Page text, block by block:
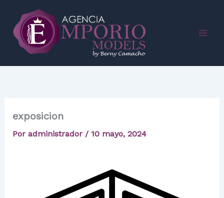
contenido
exposicion
Por administrador / 10 mayo, 2024